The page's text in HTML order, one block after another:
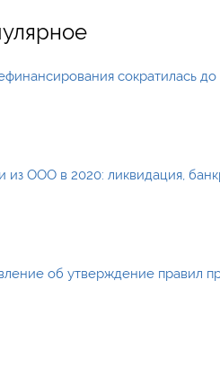
сократилась
из ООО в 2020: ликвидация,
об утверждение правил